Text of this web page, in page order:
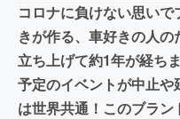
コロナに負けない思い
きが作る、車好きの人
立ち上げて約1年が経ち
予定のイベントが中止
は世界共通！このブラン